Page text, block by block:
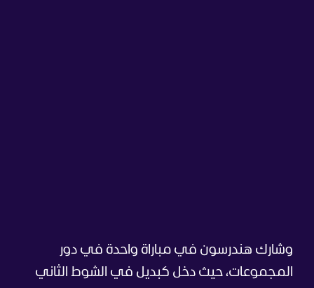
وشارك هندرسون في مباراة واحدة في دور
المجموعات، حيث دخل كبديل في الشوط الثاني